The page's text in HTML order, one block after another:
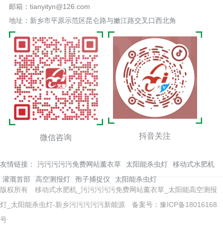
邮箱：tianyityn@126.com
地址：新乡市平原示范区昆仑路与嫩江路交叉口西北角
微信咨询 抖音关注
友情链接： 污污污污污免费网站薰衣草 太阳能杀虫灯
移动式水肥机
灌溉首部
高空测报灯 孢子捕捉仪
太阳能杀虫灯
版权所有 移动式水肥机_污污污污污免费网站薰衣草_太阳能高空测报
灯_太阳能杀虫灯-新乡污污污污污新能源 备案号：豫ICP备18016168
号